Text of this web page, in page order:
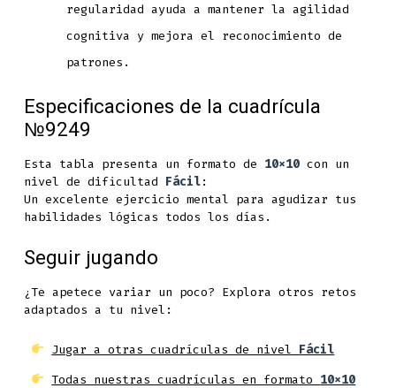
regularidad ayuda a mantener la agilidad
cognitiva y mejora el reconocimiento de
patrones.
Especificaciones de la cuadrícula
№9249
Esta tabla presenta un formato de 10x10 con un
nivel de dificultad Fácil:
Un excelente ejercicio mental para agudizar tus
habilidades lógicas todos los días.
Seguir jugando
¿Te apetece variar un poco? Explora otros retos
adaptados a tu nivel:
Jugar a otras cuadrículas de nivel Fácil
Todas nuestras cuadrículas en formato 10x10